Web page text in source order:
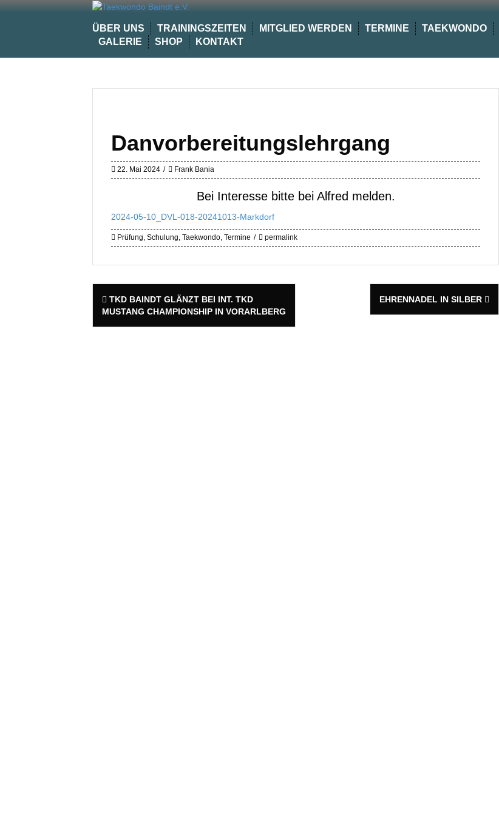
Skip
ÜBER UNS TRAININGSZEITEN MITGLIED WERDEN TERMINE TAEKWONDO
GALERIE
SHOP KONTAKT
Danvorbereitungslehrgang
22. Mai 2024 Frank Bania
Bei Interesse bitte bei Alfred melden.
2024-05-10_DVL-018-20241013-Markdorf
Prüfung, Schulung, Taekwondo, Termine permalink
Post
navigation
TKD BAINDT GLÄNZT BEI INT. TKD
MUSTANG CHAMPIONSHIP IN VORARLBERG
EHRENNADEL IN SILBER